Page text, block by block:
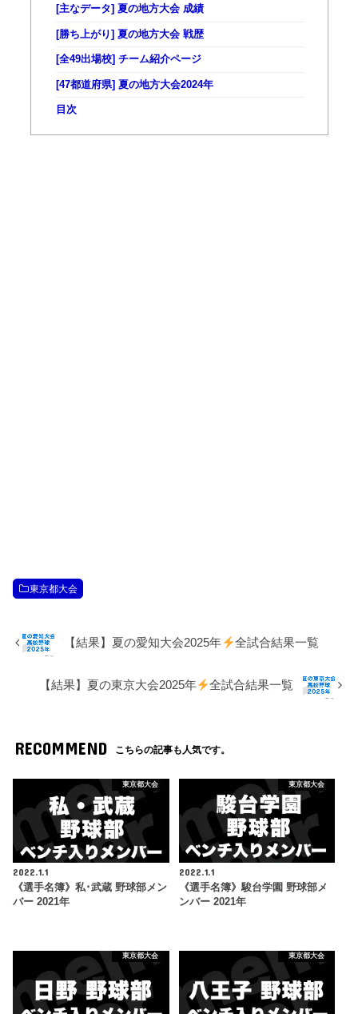
[主なデータ] 夏の地方大会 成績
[勝ち上がり] 夏の地方大会 戦歴
[全49出場校] チーム紹介ページ
[47都道府県] 夏の地方大会2024年
目次
東京都大会
【結果】夏の愛知大会2025年 全試合結果一覧
【結果】夏の東京大会2025年 全試合結果一覧
RECOMMEND こちらの記事も人気です。
東京都大会
2022.1.1
《選手名簿》私･武蔵 野球部メン
バー 2021年
東京都大会
2022.1.1
《選手名簿》駿台学園 野球部メ
ンバー 2021年
東京都大会 東京都大会